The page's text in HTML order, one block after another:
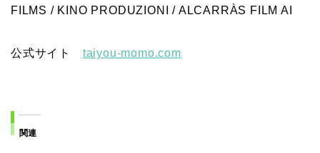
FILMS / KINO PRODUZIONI / ALCARRÀS FILM AI
公式サイト taiyou-momo.com
関連